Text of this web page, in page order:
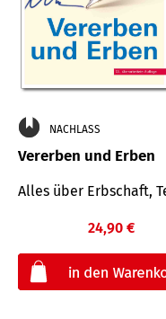
NACHLASS
Vererben und Erben
Alles über Erbschaft,
24,90 €